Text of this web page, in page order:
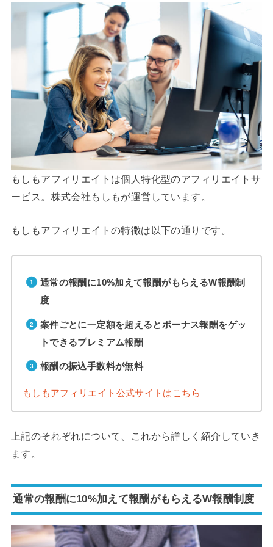
もしもアフィリエイトは個人特化型のアフィリエイトサ
ービス。株式会社もしもが運営しています。
もしもアフィリエイトの特徴は以下の通りです。
通常の報酬に10%加えて報酬がもらえるW報酬制
度
案件ごとに一定額を超えるとボーナス報酬をゲッ
トできるプレミアム報酬
報酬の振込手数料が無料
もしもアフィリエイト公式サイトはこちら
上記のそれぞれについて、これから詳しく紹介していき
ます。
通常の報酬に10%加えて報酬がもらえるW報酬制度